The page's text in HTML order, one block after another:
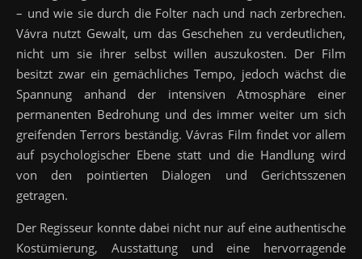
– und wie sie durch die Folter nach und nach zerbrechen.
Vávra nutzt Gewalt, um das Geschehen zu verdeutlichen,
nicht um sie ihrer selbst willen auszukosten. Der Film
besitzt zwar ein gemächliches Tempo, jedoch wächst die
Spannung anhand der intensiven Atmosphäre einer
permanenten Bedrohung und des immer weiter um sich
greifenden Terrors beständig. Vávras Film findet vor allem
auf psychologischer Ebene statt und die Handlung wird
von den pointierten Dialogen und Gerichtsszenen
getragen.
Der Regisseur konnte dabei nicht nur auf eine authentische
Kostümierung, Ausstattung und eine hervorragende